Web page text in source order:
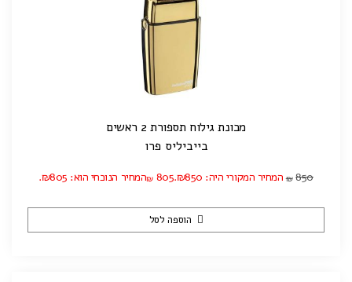
מכונת גילוח תספורת 2 ראשים
בייביליס פרו
₪ 850 המחיר המקורי היה: ₪850. ₪ 805 המחיר הנוכחי הוא: ₪805.
הוספה לסל